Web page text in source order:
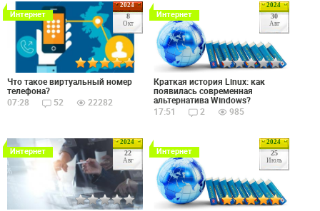
2024
8
Окт
Интернет
Что такое виртуальный номер
телефона?
07:28
52 22282
2024
30
Авг
Интернет
Краткая история Linux: как
появилась современная
альтернатива Windows?
17:51
2 985
2024
22
Авг
Интернет
2024
25
Июль
Интернет